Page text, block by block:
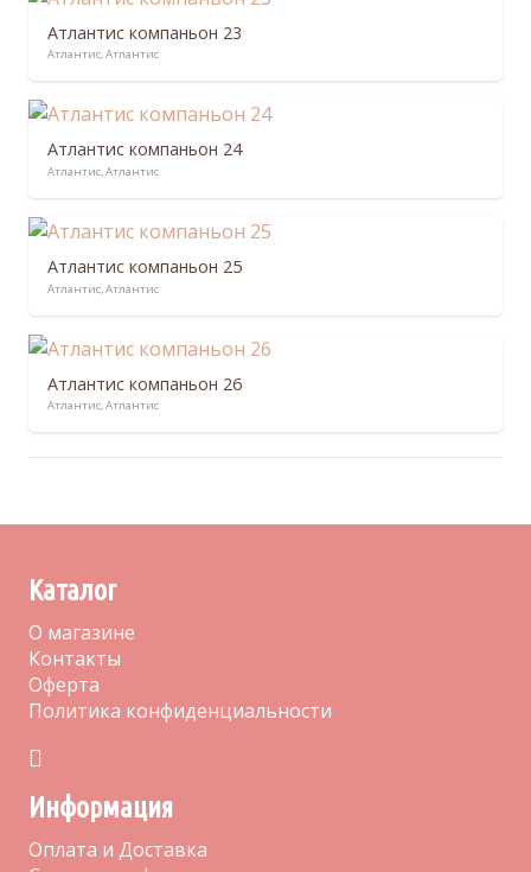
Атлантис компаньон 23
Атлантис,Атлантис
Атлантис компаньон 24
Атлантис,Атлантис
Атлантис компаньон 25
Атлантис,Атлантис
Атлантис компаньон 26
Атлантис,Атлантис
Каталог
О магазине
Контакты
Оферта
Политика конфиденциальности
Информация
Оплата и Доставка